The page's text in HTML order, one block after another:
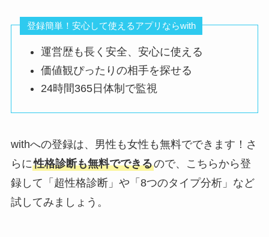
登録簡単！安心して使えるアプリならwith
運営歴も長く安全、安心に使える
価値観ぴったりの相手を探せる
24時間365日体制で監視
withへの登録は、男性も女性も無料でできます！さ
らに性格診断も無料でできるので、こちらから登
録して「超性格診断」や「8つのタイプ分析」など
試してみましょう。